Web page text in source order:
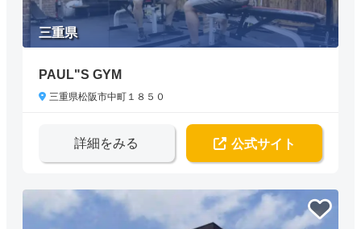
三重県
PAUL"S GYM
三重県松阪市中町１８５０
詳細をみる 公式サイト